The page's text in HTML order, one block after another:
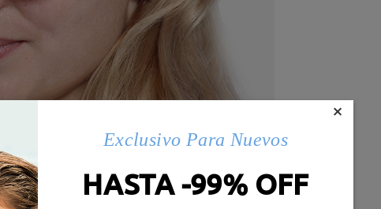
×
Exclusivo Para Nuevos
HASTA -99% OFF